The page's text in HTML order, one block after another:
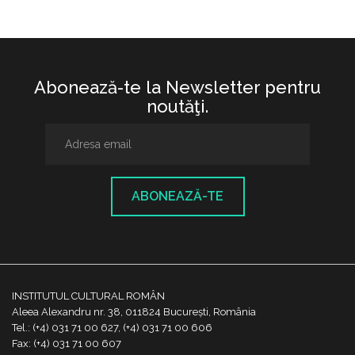
Abonează-te la Newsletter pentru
noutăţi.
ABONEAZĂ-TE
INSTITUTUL CULTURAL ROMÂN
Aleea Alexandru nr. 38, 011824 București, România
Tel.: (+4) 031 71 00 627, (+4) 031 71 00 606
Fax: (+4) 031 71 00 607